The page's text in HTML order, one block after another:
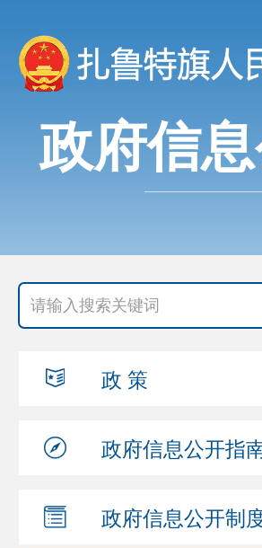
政府信
政 策
政府信息公开指
政府信息公开制